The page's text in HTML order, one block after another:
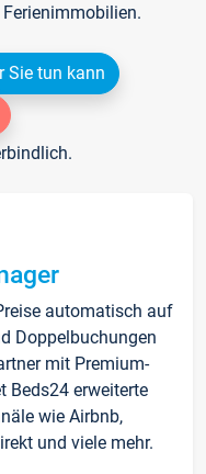
Sie tun kann
automatisch auf
Doppelbuchungen
mit Premium-
Beds24 erweiterte
wie Airbnb,
und viele mehr.